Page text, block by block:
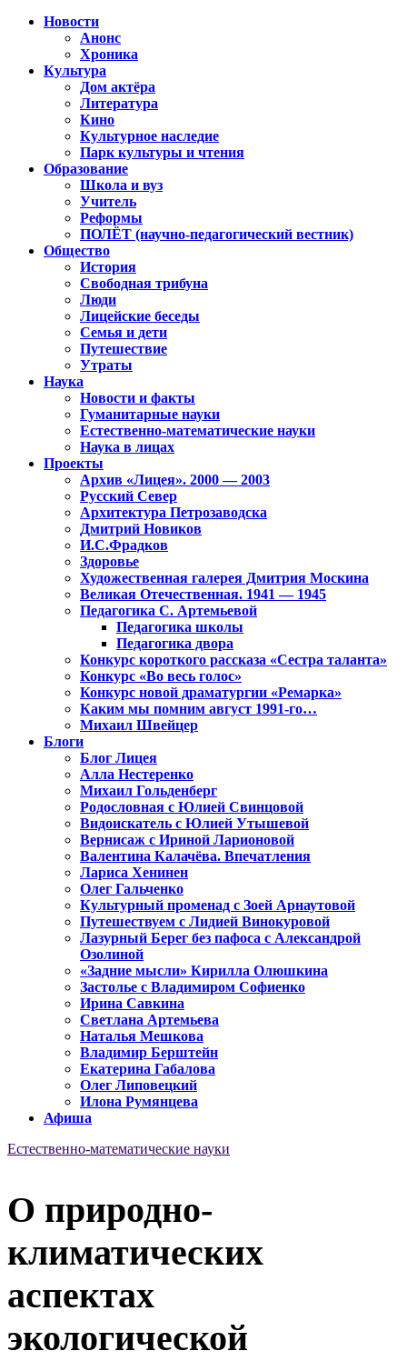
Новости
Анонс
Хроника
Культура
Дом актёра
Литература
Кино
Культурное наследие
Парк культуры и чтения
Образование
Школа и вуз
Учитель
Реформы
ПОЛЁТ (научно-педагогический вестник)
Общество
История
Свободная трибуна
Люди
Лицейские беседы
Семья и дети
Путешествие
Утраты
Наука
Новости и факты
Гуманитарные науки
Естественно-математические науки
Наука в лицах
Проекты
Архив «Лицея». 2000 — 2003
Русский Север
Архитектура Петрозаводска
Дмитрий Новиков
И.С.Фрадков
Здоровье
Художественная галерея Дмитрия Москина
Великая Отечественная. 1941 — 1945
Педагогика С. Артемьевой
Педагогика школы
Педагогика двора
Конкурс короткого рассказа «Сестра таланта»
Конкурс «Во весь голос»
Конкурс новой драматургии «Ремарка»
Каким мы помним август 1991-го…
Михаил Швейцер
Блоги
Блог Лицея
Алла Нестеренко
Михаил Гольденберг
Родословная с Юлией Свинцовой
Видоискатель с Юлией Утышевой
Вернисаж с Ириной Ларионовой
Валентина Калачёва. Впечатления
Лариса Хенинен
Олег Гальченко
Культурный променад с Зоей Арнаутовой
Путешествуем с Лидией Винокуровой
Лазурный Берег без пафоса с Александрой
Озолиной
«Задние мысли» Кирилла Олюшкина
Застолье с Владимиром Софиенко
Ирина Савкина
Светлана Артемьева
Наталья Мешкова
Владимир Берштейн
Екатерина Габалова
Олег Липовецкий
Илона Румянцева
Афиша
Естественно-математические науки
О природно-
климатических
аспектах
экологической